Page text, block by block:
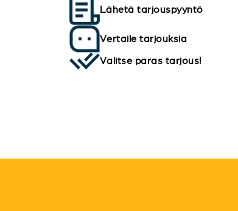
Lähetä tarjouspyyntö
Vertaile tarjouksia
Valitse paras tarjous!